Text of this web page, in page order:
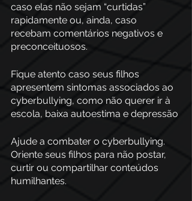
caso elas não sejam “curtidas”
rapidamente ou, ainda, caso
recebam comentários negativos e
preconceituosos.
Fique atento caso seus filhos
apresentem sintomas associados ao
cyberbullying, como não querer ir à
escola, baixa autoestima e depressão
Ajude a combater o cyberbullying.
Oriente seus filhos para não postar,
curtir ou compartilhar conteúdos
humilhantes.